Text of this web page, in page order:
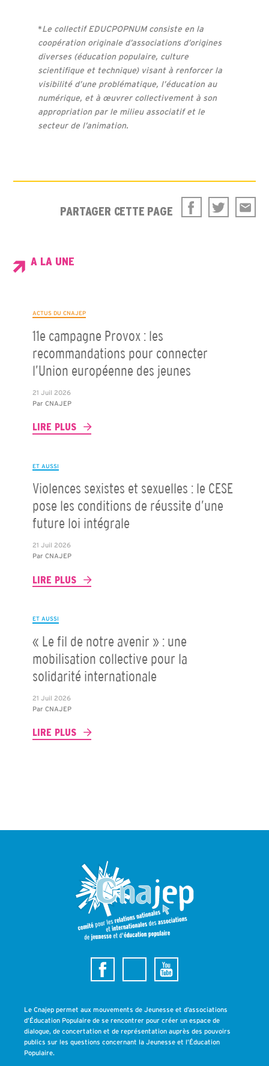
*Le collectif EDUCPOPNUM consiste en la
coopération originale d’associations d’origines
diverses (éducation populaire, culture
scientifique et technique) visant à renforcer la
visibilité d’une problématique, l’éducation au
numérique, et à œuvrer collectivement à son
appropriation par le milieu associatif et le
secteur de l’animation.
PARTAGER CETTE PAGE
A LA UNE
ACTUS DU CNAJEP
11e campagne Provox : les
recommandations pour connecter
l’Union européenne des jeunes
21 Juil 2026
Par CNAJEP
LIRE PLUS
ET AUSSI
Violences sexistes et sexuelles : le CESE
pose les conditions de réussite d’une
future loi intégrale
21 Juil 2026
Par CNAJEP
LIRE PLUS
ET AUSSI
« Le fil de notre avenir » : une
mobilisation collective pour la
solidarité internationale
21 Juil 2026
Par CNAJEP
LIRE PLUS
Le Cnajep permet aux mouvements de Jeunesse et d’associations
d’Éducation Populaire de se rencontrer pour créer un espace de
dialogue, de concertation et de représentation auprès des pouvoirs
publics sur les questions concernant la Jeunesse et l’Éducation
Populaire.